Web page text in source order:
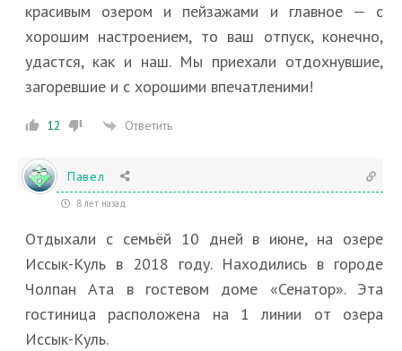
красивым озером и пейзажами и главное — с
хорошим настроением, то ваш отпуск, конечно,
удастся, как и наш. Мы приехали отдохнувшие,
загоревшие и с хорошими впечатленими!
12 Ответить
Павел
8 лет назад
Отдыхали с семьёй 10 дней в июне, на озере
Иссык-Куль в 2018 году. Находились в городе
Чолпан Ата в гостевом доме «Сенатор». Эта
гостиница расположена на 1 линии от озера
Иссык-Куль.